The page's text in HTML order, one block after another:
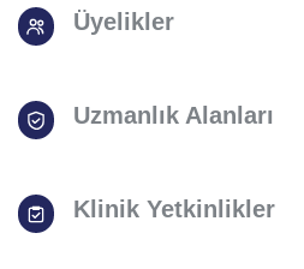
Üyelikler
Uzmanlık Alanları
Klinik Yetkinlikler